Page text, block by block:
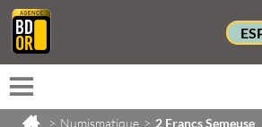
> Numismatique > 2 Francs Semeuse